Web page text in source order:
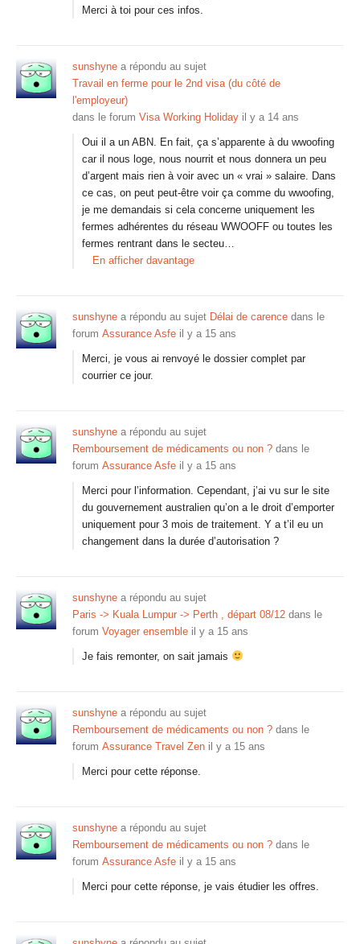
Merci à toi pour ces infos.
sunshyne a répondu au sujet
Travail en ferme pour le 2nd visa (du côté de
l'employeur)
dans le forum Visa Working Holiday il y a 14 ans
Oui il a un ABN. En fait, ça s’apparente à du wwoofing
car il nous loge, nous nourrit et nous donnera un peu
d’argent mais rien à voir avec un « vrai » salaire. Dans
ce cas, on peut peut-être voir ça comme du wwoofing,
je me demandais si cela concerne uniquement les
fermes adhérentes du réseau WWOOFF ou toutes les
fermes rentrant dans le secteu…
En afficher davantage
sunshyne a répondu au sujet Délai de carence dans le
forum Assurance Asfe il y a 15 ans
Merci, je vous ai renvoyé le dossier complet par
courrier ce jour.
sunshyne a répondu au sujet
Remboursement de médicaments ou non ? dans le
forum Assurance Asfe il y a 15 ans
Merci pour l’information. Cependant, j’ai vu sur le site
du gouvernement australien qu’on a le droit d’emporter
uniquement pour 3 mois de traitement. Y a t’il eu un
changement dans la durée d’autorisation ?
sunshyne a répondu au sujet
Paris -> Kuala Lumpur -> Perth , départ 08/12 dans le
forum Voyager ensemble il y a 15 ans
Je fais remonter, on sait jamais
sunshyne a répondu au sujet
Remboursement de médicaments ou non ? dans le
forum Assurance Travel Zen il y a 15 ans
Merci pour cette réponse.
sunshyne a répondu au sujet
Remboursement de médicaments ou non ? dans le
forum Assurance Asfe il y a 15 ans
Merci pour cette réponse, je vais étudier les offres.